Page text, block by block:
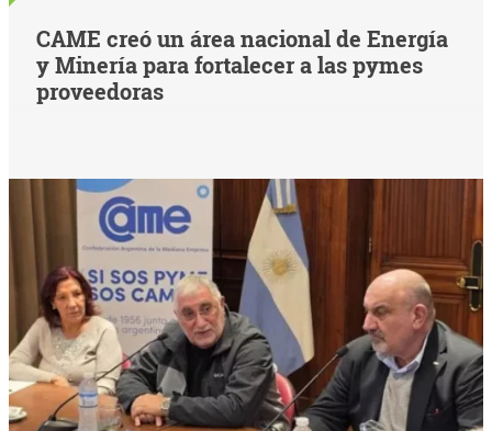
CAME creó un área nacional de Energía
y Minería para fortalecer a las pymes
proveedoras